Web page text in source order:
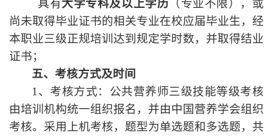
具有大学专科及以上学历 （专业不限），或
尚未取得毕业证书的相关专业在校应届毕业生，经
本职业三级正规培训达到规定学时数，并取得结业
证书；
五、考核方式及时间
1 、考核方式：公共营养师三级技能等级考核
由培训机构统一组织报名，并由中国营养学会组织
考核。采用上机考核，题型为单选题和多选题，共